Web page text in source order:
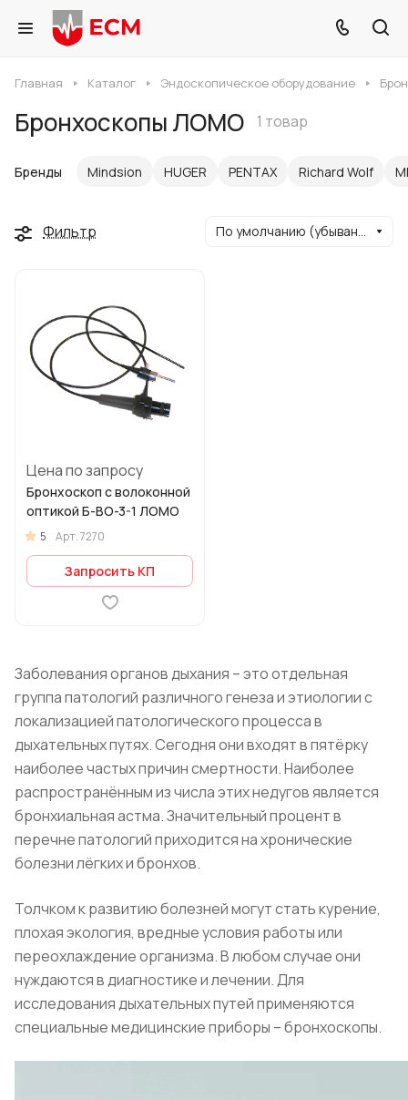
Главная Каталог Эндоскопическое оборудование
Бронхоскопы ЛОМО 1 товар
Бренды Mindsion HUGER PENTAX Richard Wolf
Фильтр По умолчанию (убывание)
Цена по запросу
Бронхоскоп с волоконной
оптикой Б-ВО-3-1 ЛОМО
5 Арт.7270
Запросить КП
Заболевания органов дыхания – это отдельная
группа патологий различного генеза и этиологии с
локализацией патологического процесса в
дыхательных путях. Сегодня они входят в пятёрку
наиболее частых причин смертности. Наиболее
распространённым из числа этих недугов является
бронхиальная астма. Значительный процент в
перечне патологий приходится на хронические
болезни лёгких и бронхов.
Толчком к развитию болезней могут стать курение,
плохая экология, вредные условия работы или
переохлаждение организма. В любом случае они
нуждаются в диагностике и лечении. Для
исследования дыхательных путей применяются
специальные медицинские приборы – бронхоскопы.